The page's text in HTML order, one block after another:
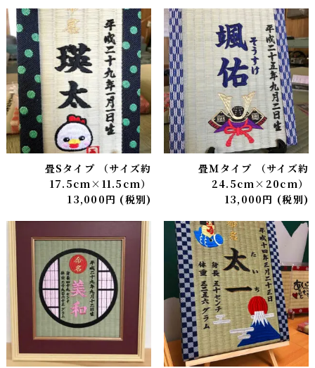
2
面
タ
イ
プ
（サ
イ
ズ）
quantity
畳Sタイプ （サイズ約
17.5cm×11.5cm）
13,000円 (税別)
畳Ｍタイプ （サイズ約
24.5cm×20cm）
13,000円 (税別)